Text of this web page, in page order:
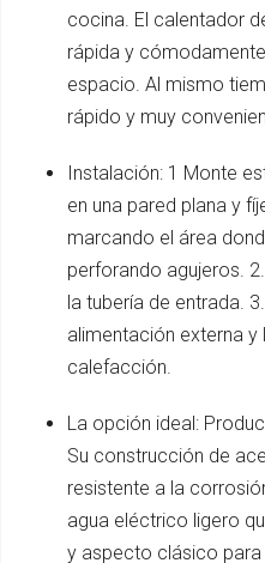
cocina. El calentador
rápida y
espacio. Al mismo
rápido y muy
Instalación: 1 Monte
en una pared plana y
marcando el área
perforando agujeros.
la tubería de entrada.
alimentación externa y
calefacción.
La opción ideal:
Su construcción de
resistente a la
agua eléctrico ligero
y aspecto clásico